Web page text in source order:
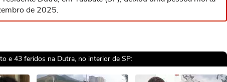
de 2025.
e 43 feridos na Dutra, no interior de SP: